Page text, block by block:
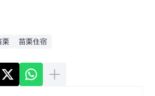
栗 苗栗住宿